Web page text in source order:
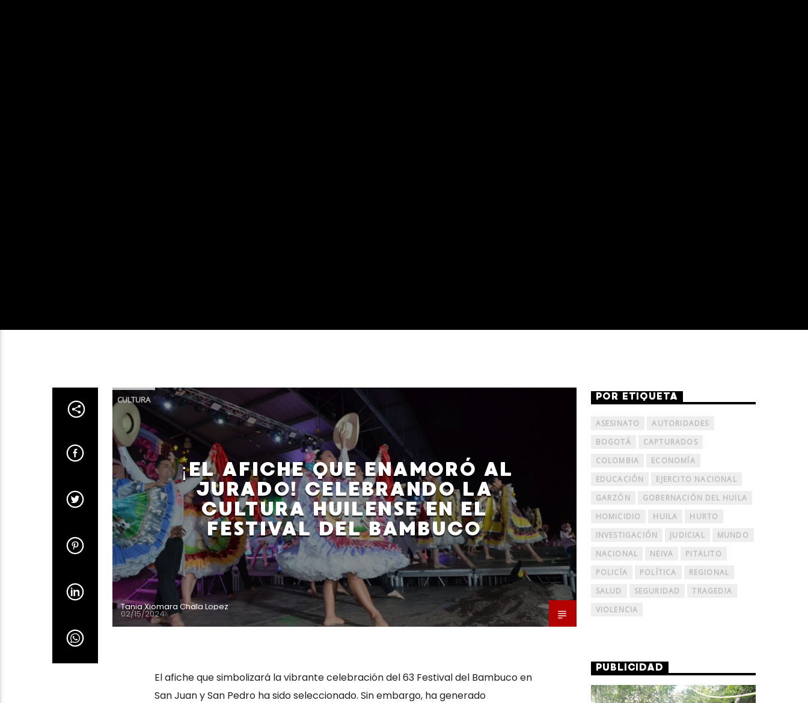
CULTURA
¡EL AFICHE QUE ENAMORÓ AL
JURADO! CELEBRANDO LA
CULTURA HUILENSE EN EL
FESTIVAL DEL BAMBUCO
Tania Xiomara Chala Lopez
02/15/2024
El afiche que simbolizará la vibrante celebración del 63 Festival del Bambuco en
San Juan y San Pedro ha sido seleccionado. Sin embargo, ha generado
POR ETIQUETA
ASESINATO
AUTORIDADES
BOGOTÁ
CAPTURADOS
COLOMBIA
ECONOMÍA
EDUCACIÓN
EJERCITO NACIONAL
GARZÓN
GOBERNACIÓN DEL HUILA
HOMICIDIO
HUILA
HURTO
INVESTIGACIÓN
JUDICIAL
MUNDO
NACIONAL
NEIVA
PITALITO
POLICÍA
POLÍTICA
REGIONAL
SALUD
SEGURIDAD
TRAGEDIA
VIOLENCIA
PUBLICIDAD